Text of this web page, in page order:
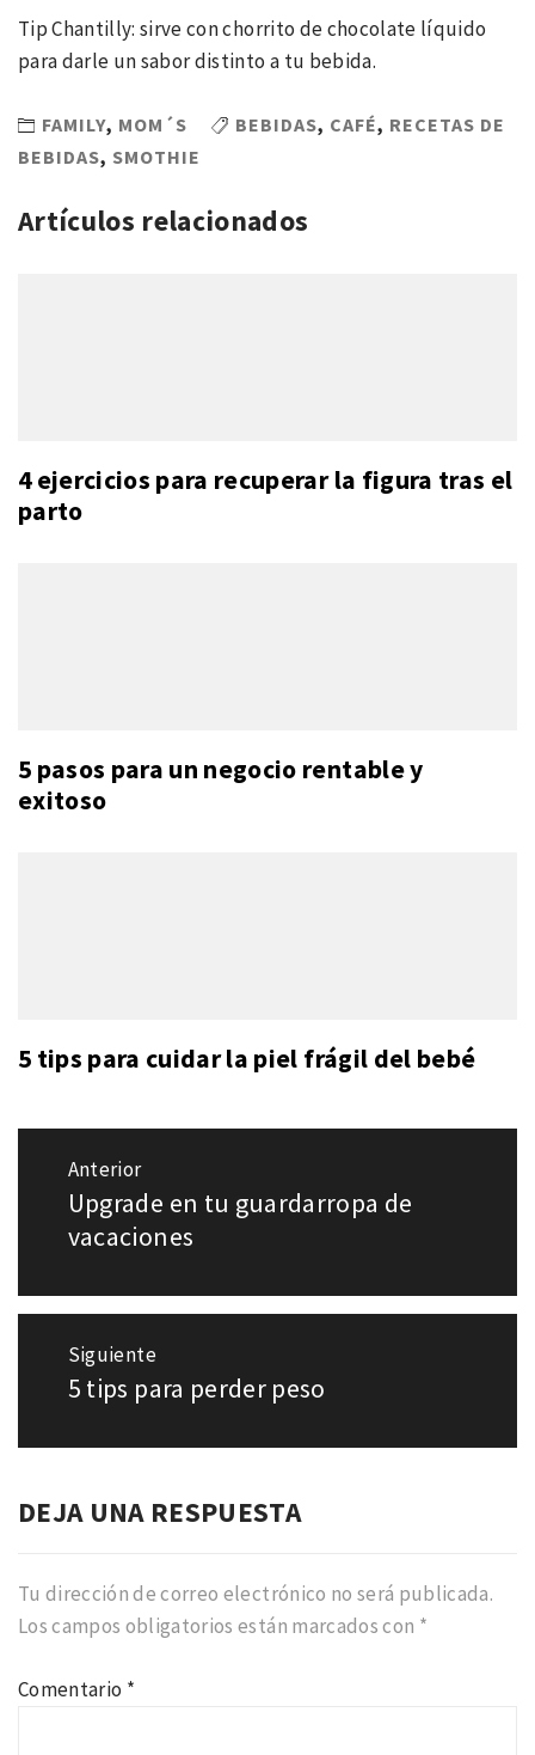
Tip Chantilly: sirve con chorrito de chocolate líquido
para darle un sabor distinto a tu bebida.
FAMILY, MOM´S BEBIDAS, CAFÉ, RECETAS DE
BEBIDAS, SMOTHIE
Artículos relacionados
4 ejercicios para recuperar la figura tras el
parto
5 pasos para un negocio rentable y
exitoso
5 tips para cuidar la piel frágil del bebé
Navegación
entradas
Anterior
Entrada
anterior:
Upgrade en tu guardarropa de
vacaciones
Siguiente
Entrada
5 tips para perder peso
DEJA UNA RESPUESTA
Tu dirección de correo electrónico no será publicada.
Los campos obligatorios están marcados con *
Comentario *